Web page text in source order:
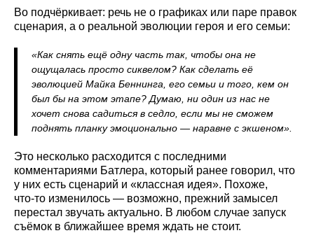
Во подчёркивает: речь не о графиках или паре правок
сценария, а о реальной эволюции героя и его семьи:
«Как снять ещё одну часть так, чтобы она не
ощущалась просто сиквелом? Как сделать её
эволюцией Майка Беннинга, его семьи и того, кем он
был бы на этом этапе? Думаю, ни один из нас не
хочет снова садиться в седло, если мы не сможем
поднять планку эмоционально — наравне с экшеном».
Это несколько расходится с последними
комментариями Батлера, который ранее говорил, что
у них есть сценарий и «классная идея». Похоже,
что‑то изменилось — возможно, прежний замысел
перестал звучать актуально. В любом случае запуск
съёмок в ближайшее время ждать не стоит.